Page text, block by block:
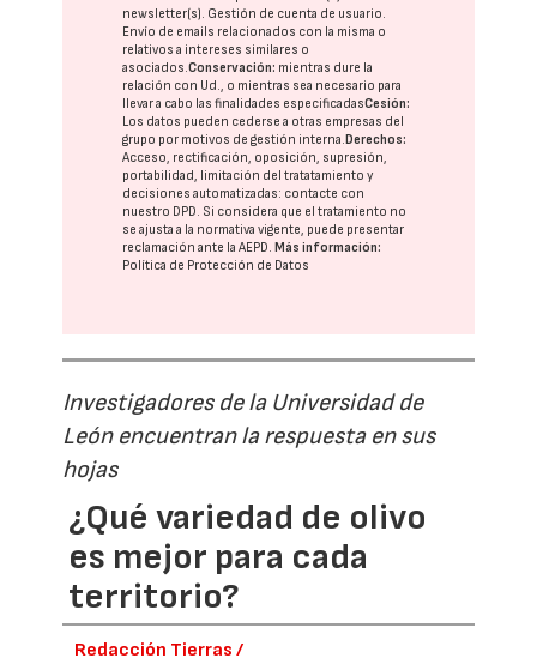
newsletter(s). Gestión de cuenta de usuario.
Envío de emails relacionados con la misma o
relativos a intereses similares o
asociados.Conservación: mientras dure la
relación con Ud., o mientras sea necesario para
llevar a cabo las finalidades especificadasCesión:
Los datos pueden cederse a otras empresas del
grupo por motivos de gestión interna. Derechos:
Acceso, rectificación, oposición, supresión,
portabilidad, limitación del tratatamiento y
decisiones automatizadas: contacte con
nuestro DPD. Si considera que el tratamiento no
se ajusta a la normativa vigente, puede presentar
reclamación ante laAEPD. Más información:
Política de Protección de Datos
Investigadores de la Universidad de
León encuentran la respuesta en sus
hojas
¿Qué variedad de olivo
es mejor para cada
territorio?
Redacción Tierras /